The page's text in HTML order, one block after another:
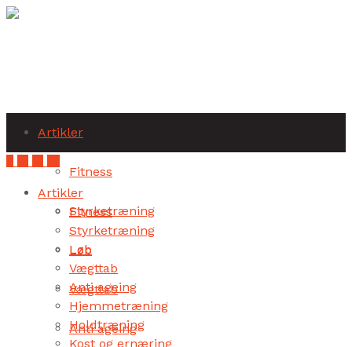
Artikler
Fitness
Styrketræning
Løb
Vægttab
Anti ageing
Artikler
Fitness
Styrketræning
Løb
Vægttab
Anti ageing
Hjemmetræning
Holdtræning
Kost og ernæring